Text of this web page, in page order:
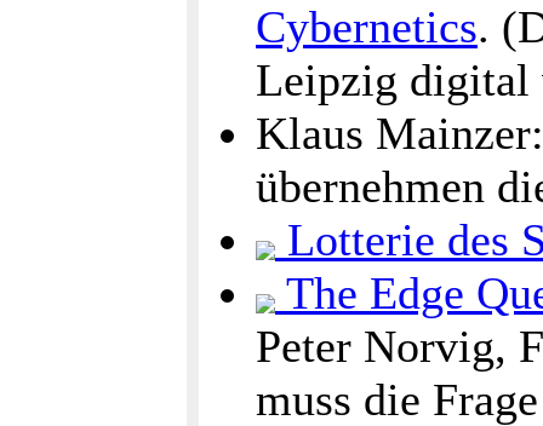
Cybernetics.
Leipzig digital
Klaus
übernehmen
Lotterie des
The Edge
Peter Norvig,
muss die